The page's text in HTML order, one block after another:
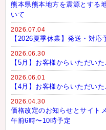
熊本県熊本地方を震源とする
いて
2026.07.04
【2026夏季休業】発送・対応
2026.06.30
【5月】お客様からいただい
2026.06.01
【4月】お客様からいただい
2026.04.30
価格改定のお知らせとサイト
午前6時〜10時予定